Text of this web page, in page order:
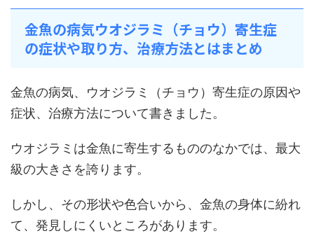
金魚の病気ウオジラミ（チョウ）寄生症
の症状や取り方、治療方法とはまとめ
金魚の病気、ウオジラミ（チョウ）寄生症の原因や
症状、治療方法について書きました。
ウオジラミは金魚に寄生するもののなかでは、最大
級の大きさを誇ります。
しかし、その形状や色合いから、金魚の身体に紛れ
て、発見しにくいところがあります。